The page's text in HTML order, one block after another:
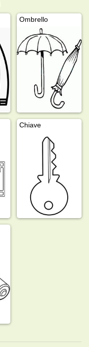
Ombrello
Chiave